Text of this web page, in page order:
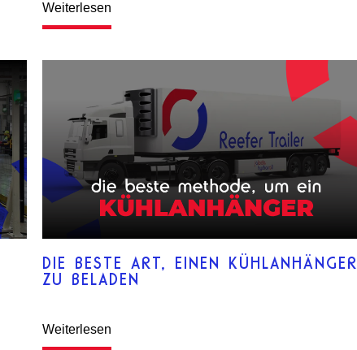
Weiterlesen
DIE BESTE ART, EINEN KÜHLANHÄNGER
ZU BELADEN
Weiterlesen